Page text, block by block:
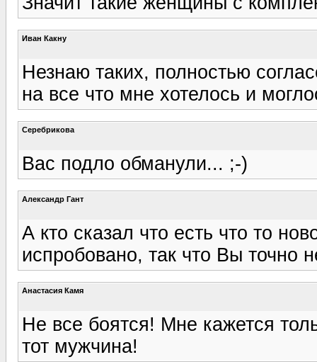
Иван Какну
Незнаю таких, полностью
на все что мне хотелось и
Серебрикова
Вас подло обманули... ;-)
Александр Гант
А кто сказал что есть что то
испробовано, так что Вы точно
Анастасия Камя
Не все боятся! Мне кажется
тот мужчина!